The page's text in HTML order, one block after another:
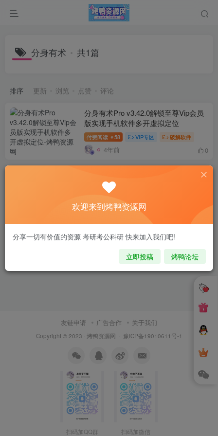
分身有术 共1篇
排序 更新 浏览 点赞 评论
分身有术Pro v3.42.0解锁至尊Vip会员
版实现手机软件多开虚拟定位
付费阅读 ￥58 VIP专区 破解软件
4年前 0
友链申请 广告合作 关于我们
Copyright © 2023 · 烤鸭资源网 · 豫ICP备19010611号-1
扫码加QQ群 扫码加微信
欢迎来到烤鸭资源网
分享一切有价值的资源 考研考公科研 快来加入我们吧!
立即投稿 烤鸭论坛